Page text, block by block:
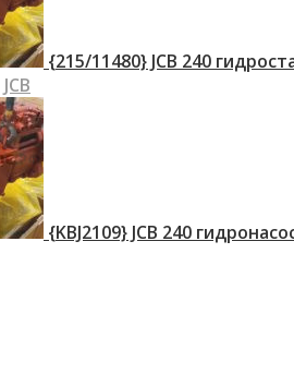
{215/11480} JCB 240
JCB
{KBJ2109} JCB 240